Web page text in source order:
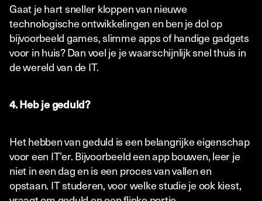
Gaat je hart sneller kloppen van nieuwe
technologische ontwikkelingen en ben je dol op
bijvoorbeeld games, slimme apps of handige gadgets
voor in huis? Dan voel je je waarschijnlijk snel thuis in
de wereld van de IT.
4. Heb je geduld?
Het hebben van geduld is een belangrijke eigenschap
voor een IT’er. Bijvoorbeeld een app bouwen, leer je
niet in een dag en is een proces van vallen en
opstaan. IT studeren, voor welke studie je ook kiest,